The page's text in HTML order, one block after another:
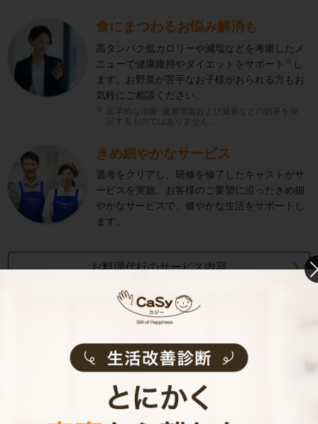
食にまつわるお悩み解消も
高タンパク低カロリーや減塩などを考慮したメ
ニューで健康維持やダイエットをサポート ※ し
ます。お野菜が苦手なお子様がおられる方もお
気軽にご相談ください。
医学的な治療･健康増進および減量などの効果を保
証するものではありません。
きめ細やかなサービス
選考をクリアし、研修を修了したキャストがサ
ービスを実施。お客様のご要望に沿ったきめ細
やかなサービスで、健やかな生活をサポートし
ます。
お料理代行のサービス内容
お料理代行のサービス料金
ご利用者インタビュー
Customer Interview